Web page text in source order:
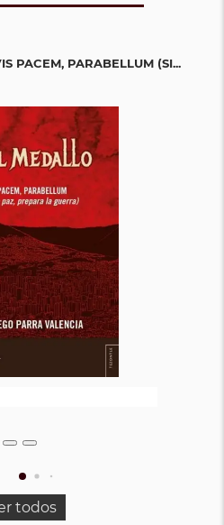
PACEM, PARABELLUM (SI...
todos